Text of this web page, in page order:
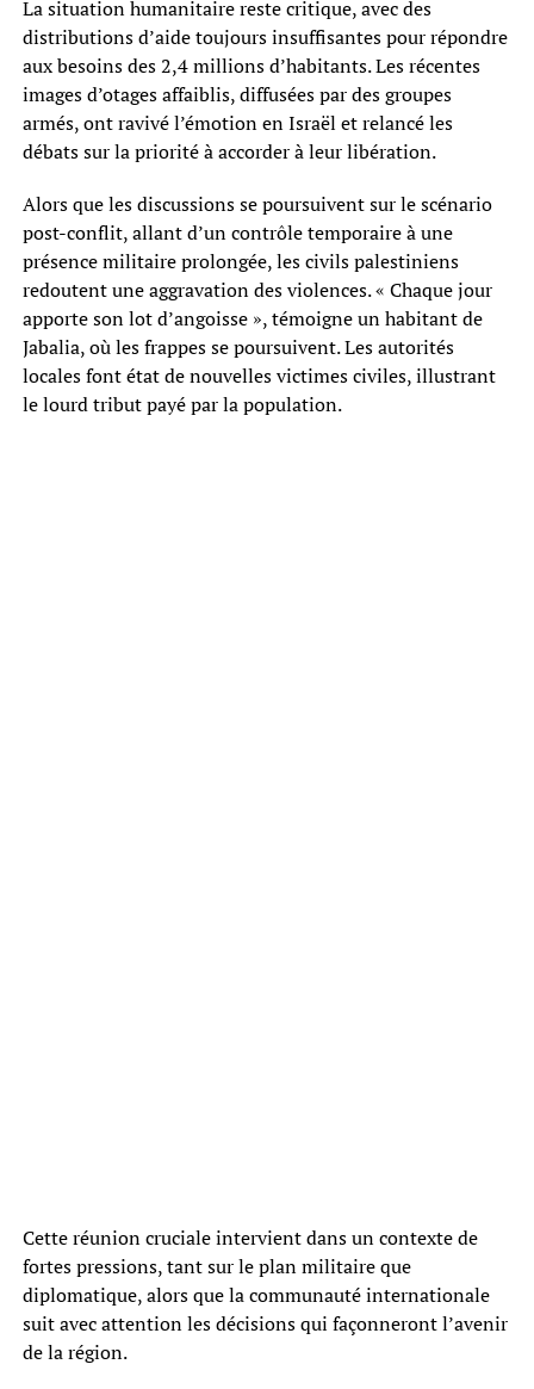
La situation humanitaire reste critique, avec des
distributions d’aide toujours insuffisantes pour répondre
aux besoins des 2,4 millions d’habitants. Les récentes
images d’otages affaiblis, diffusées par des groupes
armés, ont ravivé l’émotion en Israël et relancé les
débats sur la priorité à accorder à leur libération.
Alors que les discussions se poursuivent sur le scénario
post-conflit, allant d’un contrôle temporaire à une
présence militaire prolongée, les civils palestiniens
redoutent une aggravation des violences. « Chaque jour
apporte son lot d’angoisse », témoigne un habitant de
Jabalia, où les frappes se poursuivent. Les autorités
locales font état de nouvelles victimes civiles, illustrant
le lourd tribut payé par la population.
Cette réunion cruciale intervient dans un contexte de
fortes pressions, tant sur le plan militaire que
diplomatique, alors que la communauté internationale
suit avec attention les décisions qui façonneront l’avenir
de la région.